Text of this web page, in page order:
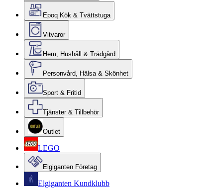
Epoq Kök & Tvättstuga
Vitvaror
Hem, Hushåll & Trädgård
Personvård, Hälsa & Skönhet
Sport & Fritid
Tjänster & Tillbehör
Outlet
LEGO
Elgiganten Företag
Elgiganten Kundklubb